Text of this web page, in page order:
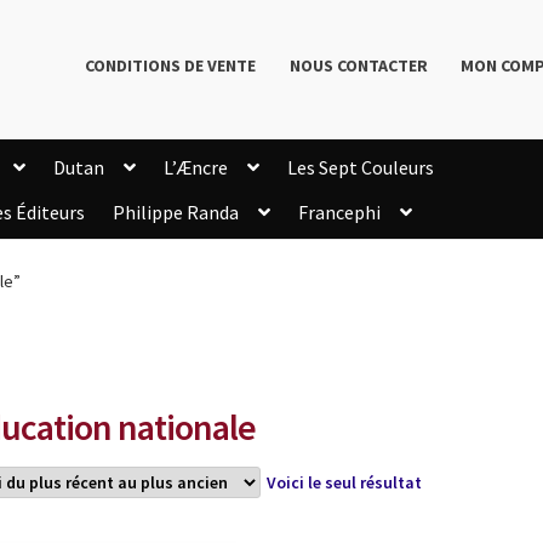
CONDITIONS DE VENTE NOUS CONTACTER MON
Dutan L’Æncre
Les Sept Couleurs
Éditeurs Philippe Randa
Francephi
nationale
Voici le seul résultat